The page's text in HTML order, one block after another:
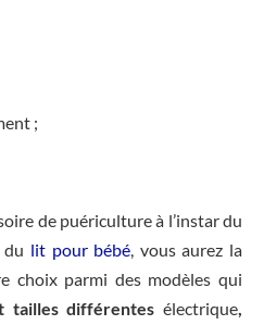
;
de puériculture à l’instar du
lit pour bébé , vous aurez la
choix parmi des modèles qui
tailles différentesélectrique